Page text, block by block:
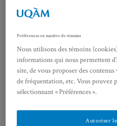
11
NOV
SOURIRE
DU XVIIIE
SÉMINAIRE
LIVRE DE
THE SMILE
UNIVERSITY
Préférences en matière de témoins
Nous utilisons des témoins
informations qui nous permettent
site, de vous proposer des contenus
de fréquentation, etc. Vous pouvez
sélectionnant « Préférences ».
Autoriser